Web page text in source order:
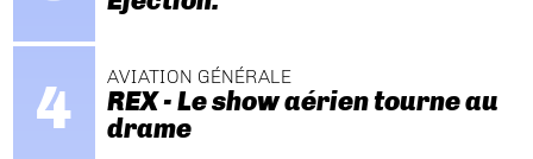
AVIATION GÉNÉRALE
REX - Le show aérien tourne au
drame